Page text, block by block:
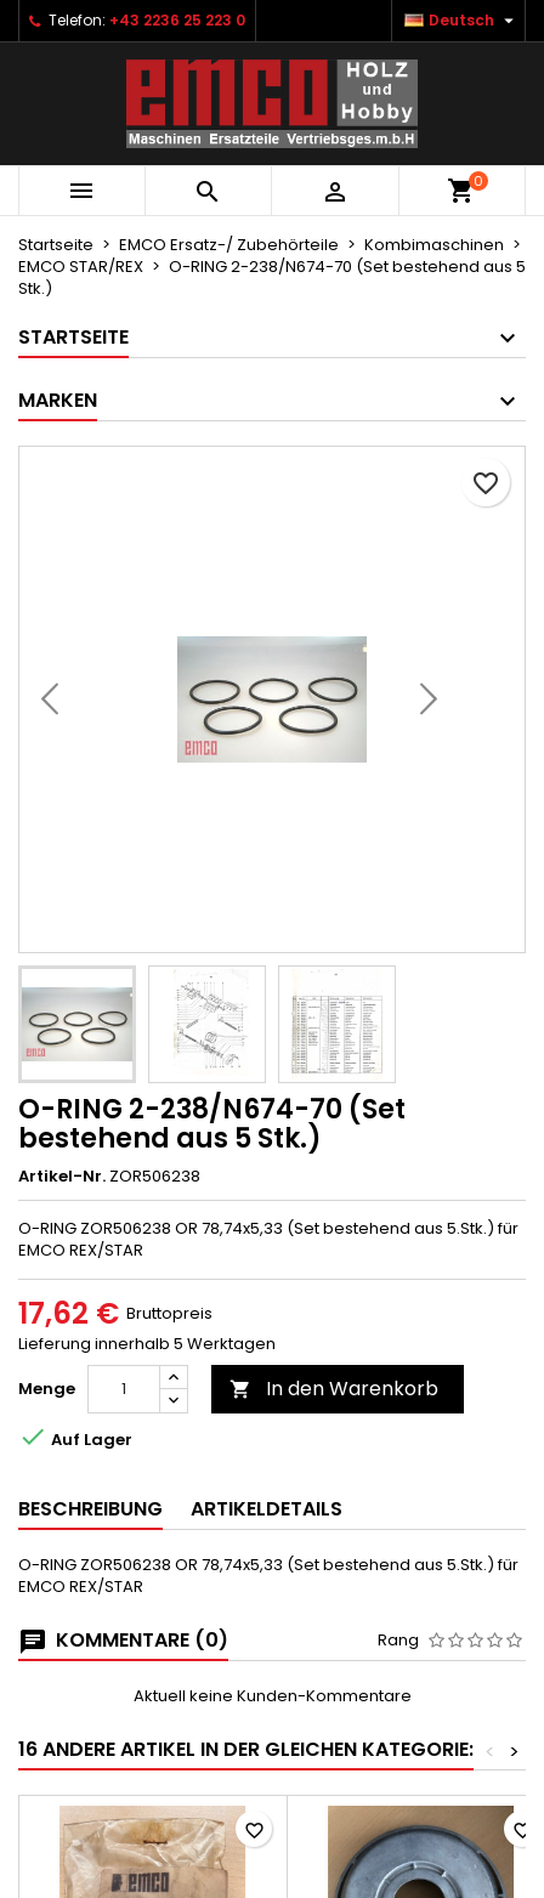
Telefon: +43 2236 25 223 0 Deutsch 
   0
Startseite EMCO Ersatz-/ Zubehörteile
Kombimaschinen
EMCO STAR/REX
O-RING 2-238/N674-70 (Set bestehend aus 5
Stk.)
STARTSEITE
MARKEN
O-RING 2-238/N674-70 (Set
bestehend aus 5 Stk.)
Artikel-Nr. ZOR506238
O-RING ZOR506238 OR 78,74x5,33 (Set bestehend aus 5.Stk.) für
EMCO REX/STAR
17,62 € Bruttopreis
Lieferung innerhalb 5 Werktagen
Menge
 In den Warenkorb
favorite_border
 Auf Lager
BESCHREIBUNG ARTIKELDETAILS
O-RING ZOR506238 OR 78,74x5,33 (Set bestehend aus 5.Stk.) für
EMCO REX/STAR
KOMMENTARE (0) Rang
Aktuell keine Kunden-Kommentare
16 ANDERE ARTIKEL IN DER GLEICHEN KATEGORIE: >
<
favorite_border favorite_border
Ihre Wunschlisten ×
Neue Liste anlegen
Wunschliste erstellen ×
Name der Wunschliste
Abbrechen Wunschliste erstellen
Anmelden ×
Sie müssen angemeldet sein, um Artikel Ihrer
Wunschliste hinzufügen zu können.
Abbrechen Anmelden